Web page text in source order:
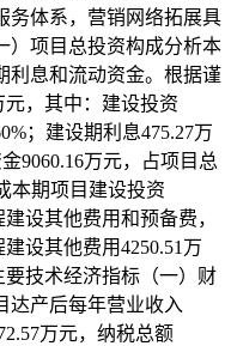
务体系，营销网络拓展具
）项目总投资构成分析本
利息和流动资金。根据谨
元，其中：建设投资
；建设期利息475.27万
9060.16万元，占项目总
本期项目建设投资
设其他费用和预备费，
设其他费用4250.51万
要技术经济指标（一）财
达产后每年营业收入
万元，纳税总额